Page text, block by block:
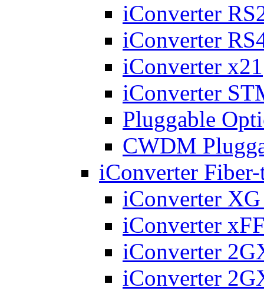
iConverter
iConverter
iConverter x21
iConverter
Pluggable
CWDM
iConverter
iConverter
iConverter
iConverter
iConverter